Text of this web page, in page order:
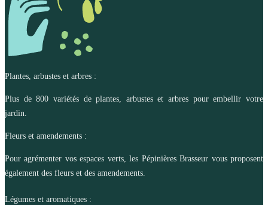
Plantes, arbustes et arbres :
Plus de 800 variétés de plantes, arbustes et arbres pour embellir votre
jardin.
Fleurs et amendements :
Pour agrémenter vos espaces verts, les Pépinières Brasseur vous proposent
également des fleurs et des amendements.
Légumes et aromatiques :